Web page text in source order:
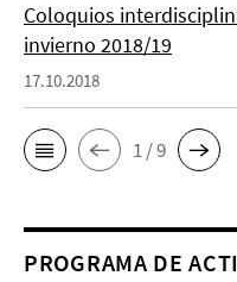
Coloquios
invierno 2018/19
17.10.2018
1 / 9
PROGRAMA DE